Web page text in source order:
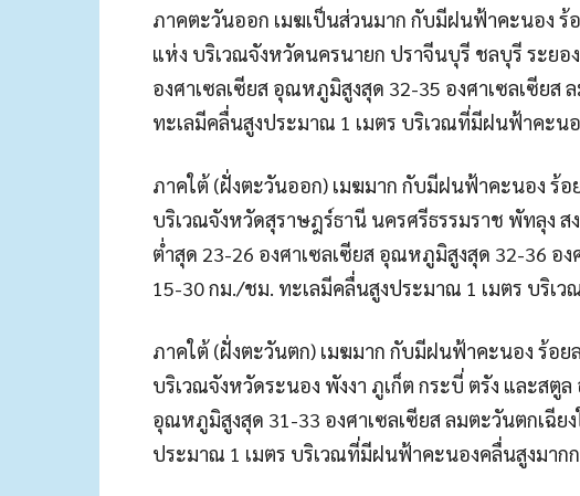
ภาคตะวันออก เมฆเป็นส่วนมาก กับมีฝนฟ้าคะนอง
แห่ง บริเวณจังหวัดนครนายก ปราจีนบุรี ชลบุรี ระย
องศาเซลเซียส อุณหภูมิสูงสุด 32-35 องศาเซลเซียส
ทะเลมีคลื่นสูงประมาณ 1 เมตร บริเวณที่มีฝนฟ้าคะน
ภาคใต้ (ฝั่งตะวันออก) เมฆมาก กับมีฝนฟ้าคะนอง ร้
บริเวณจังหวัดสุราษฎร์ธานี นครศรีธรรมราช พัทลุง
ต่ำสุด 23-26 องศาเซลเซียส อุณหภูมิสูงสุด 32-36 อง
15-30 กม./ชม. ทะเลมีคลื่นสูงประมาณ 1 เมตร บริเ
ภาคใต้ (ฝั่งตะวันตก) เมฆมาก กับมีฝนฟ้าคะนอง ร้อ
บริเวณจังหวัดระนอง พังงา ภูเก็ต กระบี่ ตรัง และสตู
อุณหภูมิสูงสุด 31-33 องศาเซลเซียส ลมตะวันตกเฉีย
ประมาณ 1 เมตร บริเวณที่มีฝนฟ้าคะนองคลื่นสูงมากก